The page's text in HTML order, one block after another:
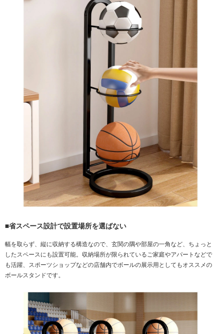
■省スペース設計で設置場所を選ばない
幅を取らず、縦に収納する構造なので、玄関の隅や部屋の一角など、ちょっと
したスペースにも設置可能。収納場所が限られているご家庭やアパートなどで
も活躍、スポーツショップなどの店舗内でボールの展示用としてもオススメの
ボールスタンドです。